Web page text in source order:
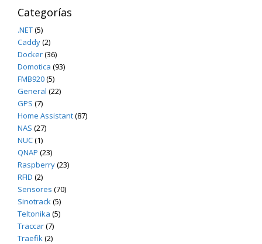
Categorías
.NET(5)
Caddy(2)
Docker(36)
Domotica (93)
FMB920(5)
General (22)
GPS (7)
Home Assistant(87)
NAS (27)
NUC(1)
QNAP (23)
Raspberry(23)
RFID (2)
Sensores (70)
Sinotrack(5)
Teltonika (5)
Traccar(7)
Traefik(2)